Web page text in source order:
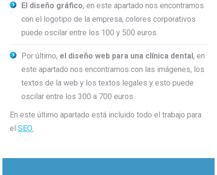
El diseño gráfico, en este apartado nos encontramos
con el logotipo de la empresa, colores corporativos
puede oscilar entre los 100 y 500 euros.
Por último, el diseño web para una clínica dental, en
este apartado nos encontramos con las imágenes, los
textos de la web y los textos legales y esto puede
oscilar entre los 300 a 700 euros.
En este último apartado está incluido todo el trabajo para
el SEO.